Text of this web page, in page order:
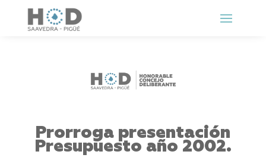
Prorroga presentación
Presupuesto año 2002.